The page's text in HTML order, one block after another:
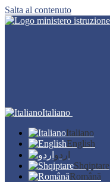
Salta al contenuto
Italiano
Italiano
English
اردو
Shqiptare
Română